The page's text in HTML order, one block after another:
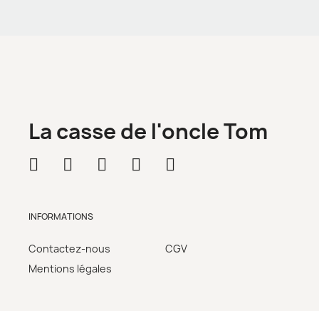
La casse de l'oncle Tom
INFORMATIONS
Contactez-nous
Mentions légales
CGV